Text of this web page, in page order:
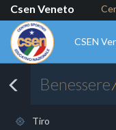
Csen Veneto
CSEN
Benessere
Tiro